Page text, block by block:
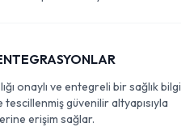
onaylı ve entegreli bir sağlık bilgi
güvenilir altyapısıyla
erişim sağlar.